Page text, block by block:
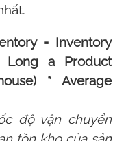
= Inventory
Long a Product
* Average
độ vận chuyển